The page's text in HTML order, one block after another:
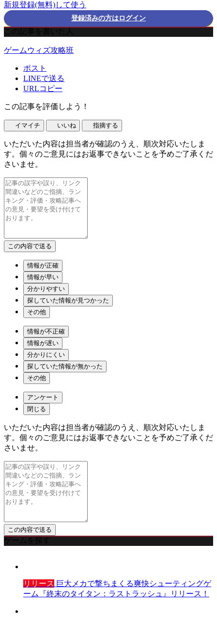
新規登録(無料)して使う
登録済みの方はログイン
この記事を書いた人
ゲームウィズ攻略班
ポスト
LINEで送る
URLコピー
この記事を評価しよう！
イマイチ いいね 指摘する
いただいた内容は担当者が確認のうえ、順次対応いたしま
す。個々のご意見にはお返事できないことを予めご了承くだ
さいませ。
情報が正確
情報が早い
分かりやすい
探していた情報が見つかった
その他
情報が不正確
情報が遅い
分かりにくい
探していた情報が無かった
その他
アンケート
閉じる
いただいた内容は担当者が確認のうえ、順次対応いたしま
す。個々のご意見にはお返事できないことを予めご了承くだ
さいませ。
ゲームを探す
リリース 巨大メカで撃ちまくる爽快シューティングゲ
ーム『終末のタイタン：ラストラッシュ』リリース！